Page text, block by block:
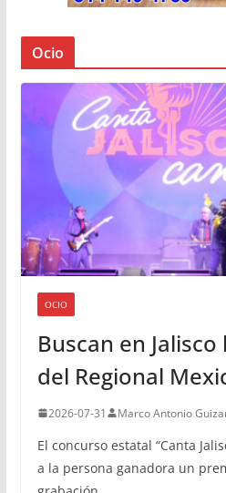
Ocio
OCIO
Buscan en
del Regional
2026-07-31 Marco Antonio
El concurso estatal “Canta
a la persona ganadora un